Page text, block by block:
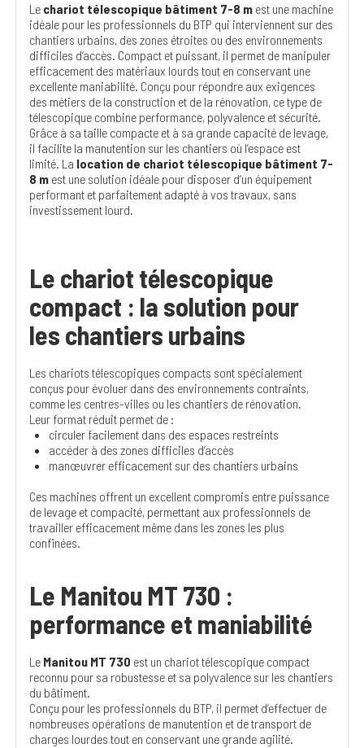
Le chariot télescopique bâtiment 7-8 m est une machine
idéale pour les professionnels du BTP qui interviennent sur des
chantiers urbains, des zones étroites ou des environnements
difficiles d’accès. Compact et puissant, il permet de manipuler
efficacement des matériaux lourds tout en conservant une
excellente maniabilité. Conçu pour répondre aux exigences
des métiers de la construction et de la rénovation, ce type de
télescopique combine performance, polyvalence et sécurité.
Grâce à sa taille compacte et à sa grande capacité de levage,
il facilite la manutention sur les chantiers où l’espace est
limité. La location de chariot télescopique bâtiment 7-
8 m est une solution idéale pour disposer d’un équipement
performant et parfaitement adapté à vos travaux, sans
investissement lourd.
Le chariot télescopique
compact : la solution pour
les chantiers urbains
Les chariots télescopiques compacts sont spécialement
conçus pour évoluer dans des environnements contraints,
comme les centres-villes ou les chantiers de rénovation.
Leur format réduit permet de :
circuler facilement dans des espaces restreints
accéder à des zones difficiles d’accès
manœuvrer efficacement sur des chantiers urbains
Ces machines offrent un excellent compromis entre puissance
de levage et compacité, permettant aux professionnels de
travailler efficacement même dans les zones les plus
confinées.
Le Manitou MT 730 :
performance et maniabilité
Le Manitou MT 730 est un chariot télescopique compact
reconnu pour sa robustesse et sa polyvalence sur les chantiers
du bâtiment.
Conçu pour les professionnels du BTP, il permet d’effectuer de
nombreuses opérations de manutention et de transport de
charges lourdes tout en conservant une grande agilité.